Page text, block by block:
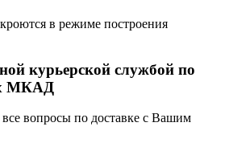
в режиме построения
курьерской службой по
МКАД
вопросы по доставке с Вашим